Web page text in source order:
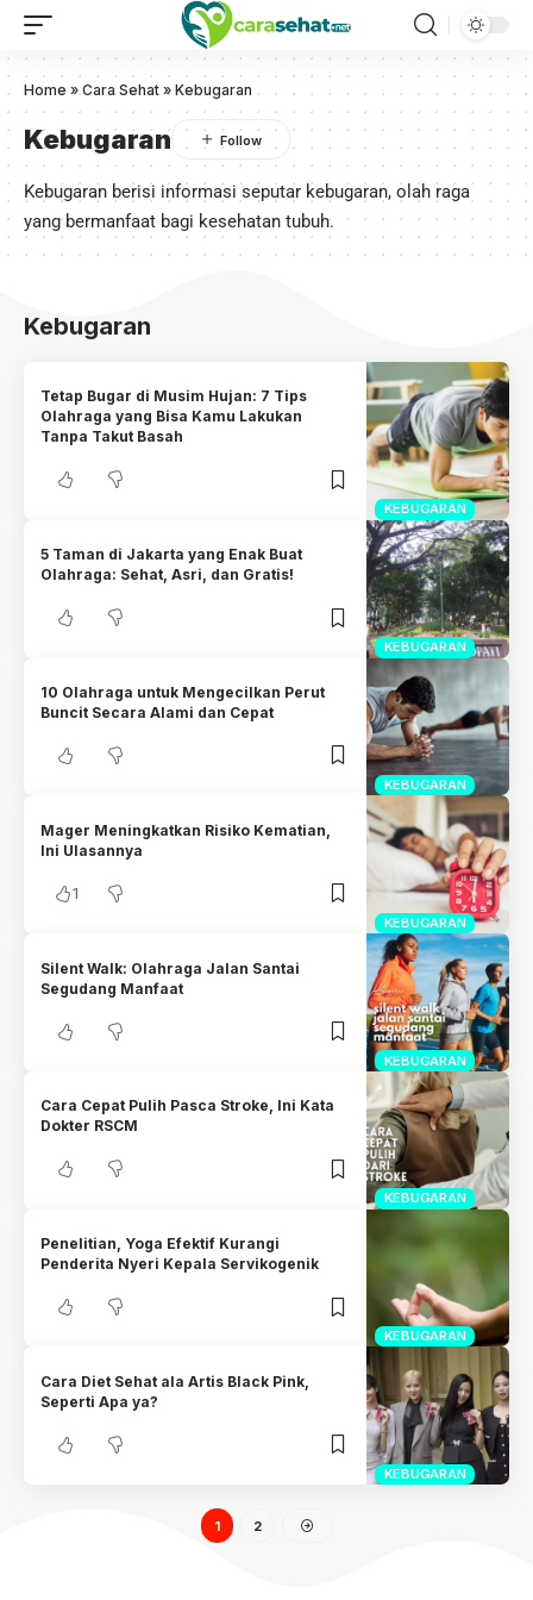
Home »Cara Sehat » Kebugaran
Kebugaran
Kebugaran berisi informasi seputar kebugaran, olah raga
yang bermanfaat bagi kesehatan tubuh.
Kebugaran
KEBUGARAN
Tetap Bugar di Musim Hujan: 7 Tips
Olahraga yang Bisa Kamu Lakukan
Tanpa Takut Basah
KEBUGARAN
5 Taman di Jakarta yang Enak Buat
Olahraga: Sehat, Asri, dan Gratis!
KEBUGARAN
10 Olahraga untuk Mengecilkan Perut
Buncit Secara Alami dan Cepat
KEBUGARAN
Mager Meningkatkan Risiko Kematian,
Ini Ulasannya
1
KEBUGARAN
Silent Walk: Olahraga Jalan Santai
Segudang Manfaat
KEBUGARAN
Cara Cepat Pulih Pasca Stroke, Ini Kata
Dokter RSCM
KEBUGARAN
Penelitian, Yoga Efektif Kurangi
Penderita Nyeri Kepala Servikogenik
KEBUGARAN
Cara Diet Sehat ala Artis Black Pink,
Seperti Apa ya?
1 2